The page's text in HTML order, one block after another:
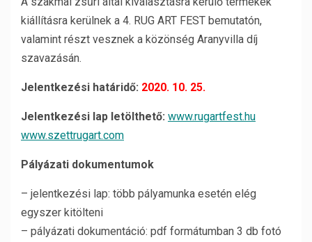
kiállításra kerülnek a 4. RUG ART FEST bemutatón,
valamint részt vesznek a közönség Aranyvilla díj
szavazásán.
Jelentkezési határidő: 2020. 10. 25.
Jelentkezési lap letölthető: www.rugartfest.hu
www.szettrugart.com
Pályázati dokumentumok
– jelentkezési lap: több pályamunka esetén elég
egyszer kitölteni
– pályázati dokumentáció: pdf formátumban 3 db fotó